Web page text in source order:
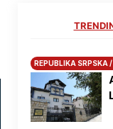
REPUBLIKA SRPSKA /